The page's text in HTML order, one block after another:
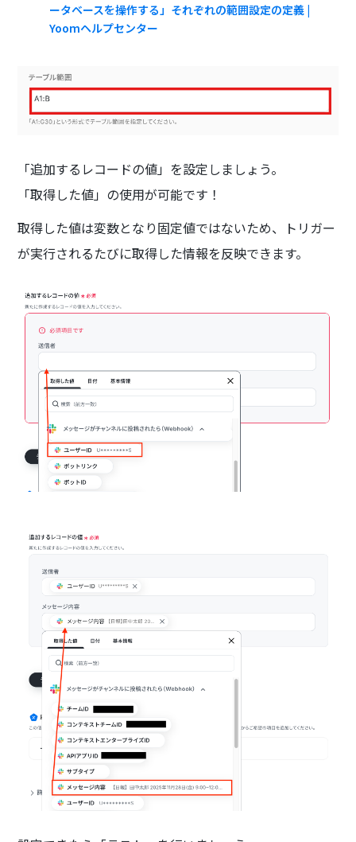
ータベースを操作する」それぞれの範囲設定の定義 |
Yoomヘルプセンター
「追加するレコードの値」を設定しましょう。
「取得した値」の使用が可能です！
取得した値は変数となり固定値ではないため、トリガー
が実行されるたびに取得した情報を反映できます。